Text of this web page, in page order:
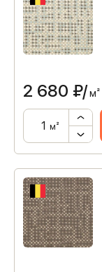
2 680 ₽/м²
м²